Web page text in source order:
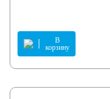
В
корзину